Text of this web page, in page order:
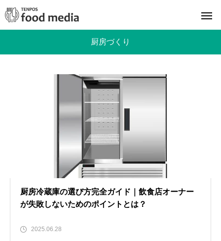
厨房づくり
厨房冷蔵庫の選び方完全ガイド｜飲食店オーナー
が失敗しないためのポイントとは？
2025.06.28